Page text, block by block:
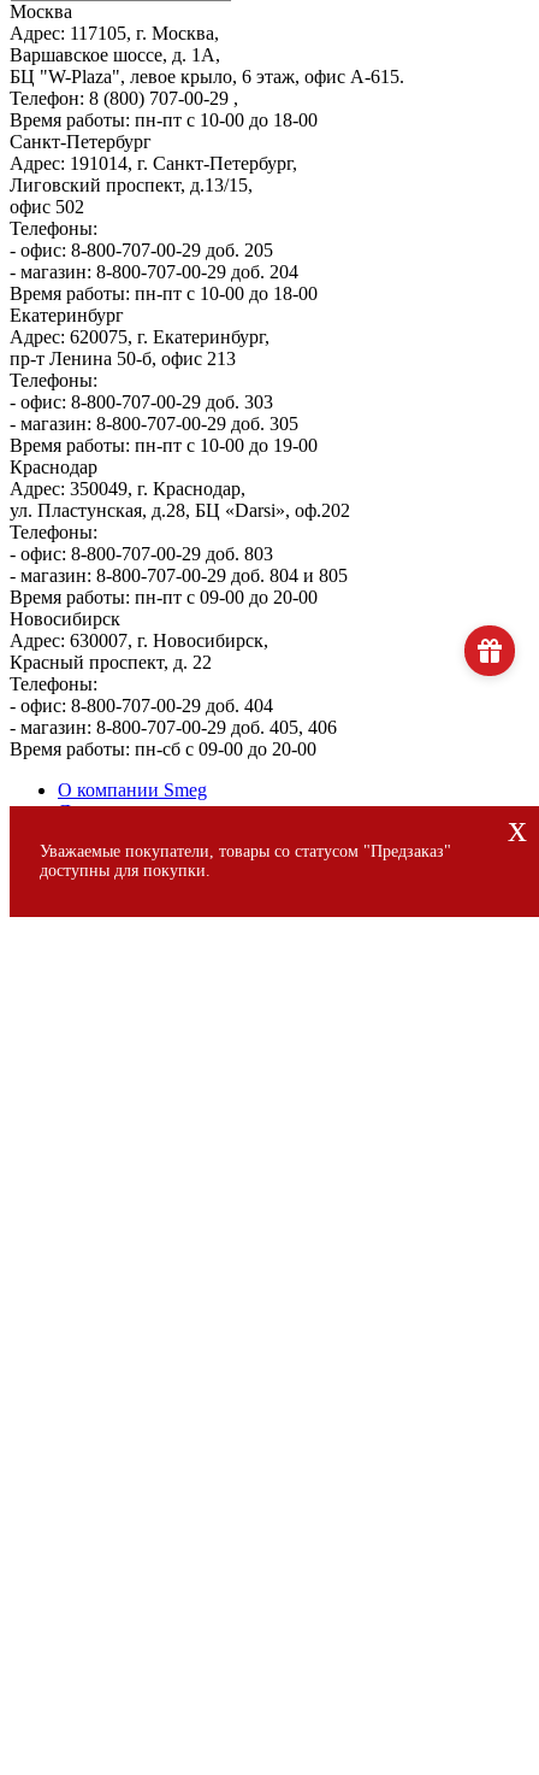
x
Уважаемые покупатели, товары со статусом "Предзаказ"
доступны для покупки.
Москва
Адрес: 117105, г. Москва,
Варшавское шоссе, д. 1А,
БЦ "W-Plaza", левое крыло, 6 этаж, офис А-615.
Телефон: 8 (800) 707-00-29 ,
Время работы: пн-пт с 10-00 до 18-00
Санкт-Петербург
Адрес: 191014, г. Санкт-Петербург,
Лиговский проспект, д.13/15,
офис 502
Телефоны:
- офис: 8-800-707-00-29 доб. 205
- магазин: 8-800-707-00-29 доб. 204
Время работы: пн-пт с 10-00 до 18-00
Екатеринбург
Адрес: 620075, г. Екатеринбург,
пр-т Ленина 50-б, офис 213
Телефоны:
- офис: 8-800-707-00-29 доб. 303
- магазин: 8-800-707-00-29 доб. 305
Время работы: пн-пт с 10-00 до 19-00
Краснодар
Адрес: 350049, г. Краснодар,
ул. Пластунская, д.28, БЦ «Darsi», оф.202
Телефоны:
- офис: 8-800-707-00-29 доб. 803
- магазин: 8-800-707-00-29 доб. 804 и 805
Время работы: пн-пт с 09-00 до 20-00
Новосибирск
Адрес: 630007, г. Новосибирск,
Красный проспект, д. 22
Телефоны:
- офис: 8-800-707-00-29 доб. 404
- магазин: 8-800-707-00-29 доб. 405, 406
Время работы: пн-сб с 09-00 до 20-00
О компании Smeg
Доставка и оплата
Сервис